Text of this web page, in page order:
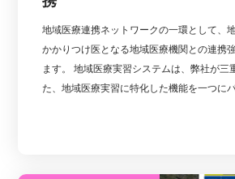
地域医療連携ネットワークの一環として、
かかりつけ医となる地域医療機関との連携
ます。 地域医療実習システムは、弊社が三
た、地域医療実習に特化した機能を一つに
ォリオなどの提出物の一元管理とともに、